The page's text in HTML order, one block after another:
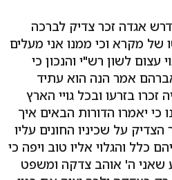
אגדה זכר צדיק לברכה
של מקרא וכי ממנו אני מעלים
עצום לשון רש"י והנכון כי
אמר הנה הוא עתיד
זכרו בזרעו ובכל גויי הארץ
יאמרו הדורות הבאים איך
על שכיניו החונים עליו
כלל והגלוי אליו טוב ויפה כי
שאני ה' אוהב צדקה ומשפט